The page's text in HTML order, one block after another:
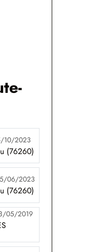
10/2023
(76260)
06/2023
(76260)
05/2019